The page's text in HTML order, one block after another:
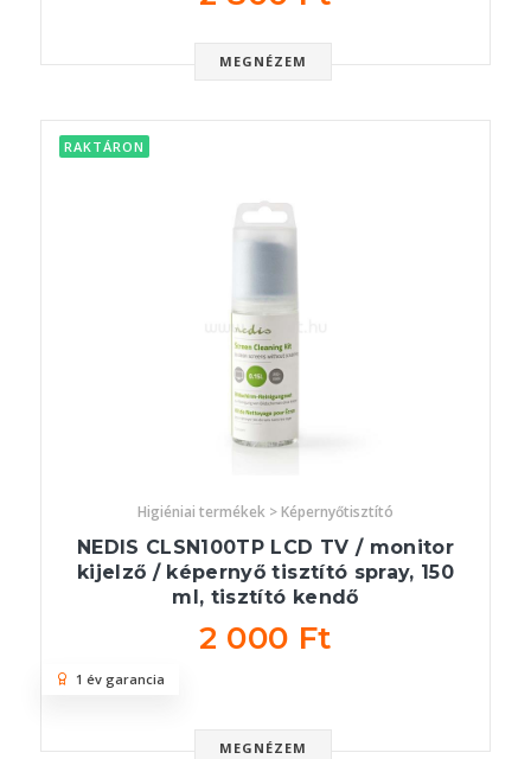
MEGNÉZEM
RAKTÁRON
Higiéniai termékek > Képernyőtisztító
NEDIS CLSN100TP LCD TV / monitor
kijelző / képernyő tisztító spray, 150
ml, tisztító kendő
2 000 Ft
MEGNÉZEM
1 év garancia